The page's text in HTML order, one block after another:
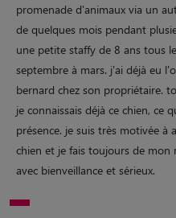
promenade d'animaux via un
de quelques mois pendant
une petite staffy de 8 ans tous
septembre à mars. j'ai déjà eu
bernard chez son propriétaire.
je connaissais déjà ce chien, ce
présence. je suis très motivée à
chien et je fais toujours de mon
avec bienveillance et sérieux.